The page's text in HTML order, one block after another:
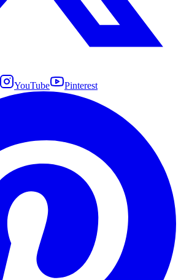
YouTube Pinterest